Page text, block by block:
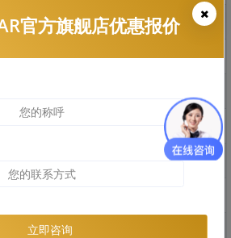
￥336.00
￥1741.00
￥1685.00
官方旗舰店优惠报价
立即咨询